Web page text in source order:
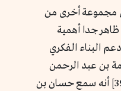
مجموعة أخرى من
جدا أهمية
البناء الفكري
بن عبد الرحمن
[أحاديث الشعر للمقدسي: 39/2] أنه سمع حسان بن